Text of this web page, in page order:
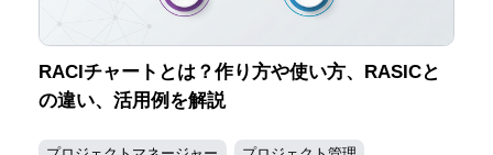
RACIチャートとは？作り方や使い方、RASICと
の違い、活用例を解説